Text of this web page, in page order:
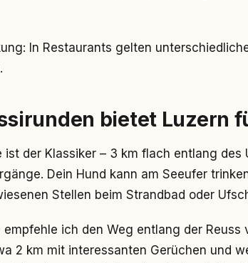
In Restaurants gelten
bietet Luzern
ist der Klassiker – 3 km flach entlang
Dein Hund kann am Seeufer
Stellen beim Strandbad oder
empfehle ich den Weg entlang der Reuss
2 km mit interessanten Gerüchen und